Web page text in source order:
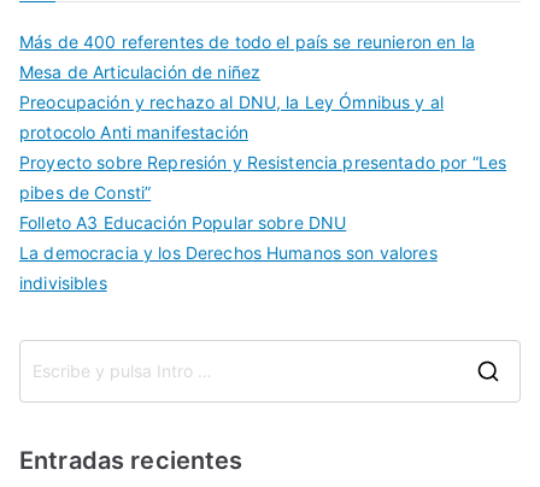
Más de 400 referentes de todo el país se reunieron en la
Mesa de Articulación de niñez
Preocupación y rechazo al DNU, la Ley Ómnibus y al
protocolo Anti manifestación
Proyecto sobre Represión y Resistencia presentado por “Les
pibes de Consti”
Folleto A3 Educación Popular sobre DNU
La democracia y los Derechos Humanos son valores
indivisibles
Entradas recientes